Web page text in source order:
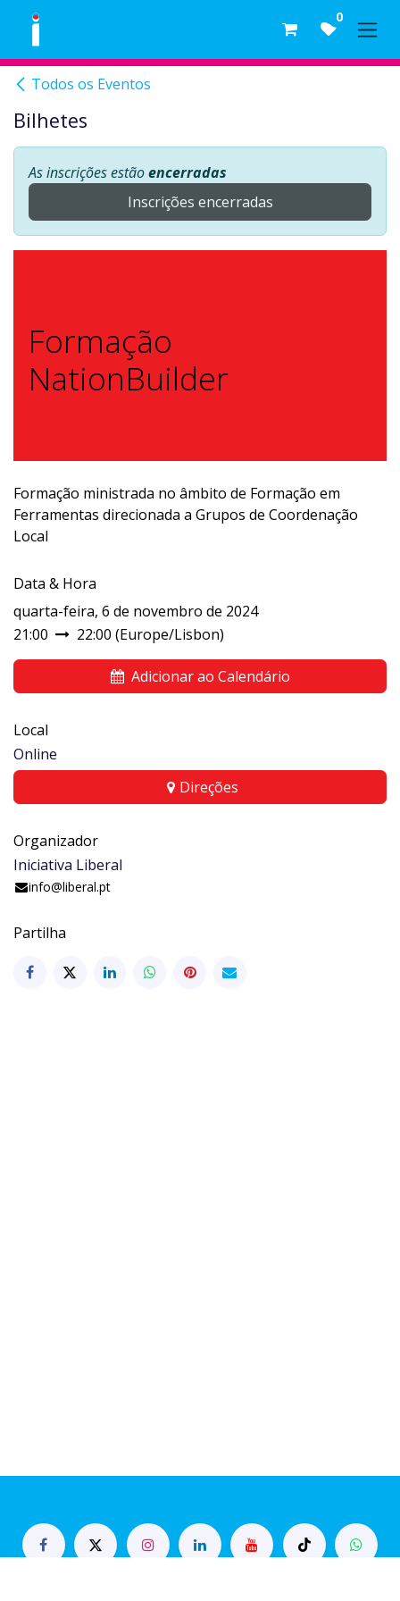
Skip to Content 0
Todos os Eventos
Bilhetes
As inscrições estãoencerradas
Inscrições encerradas
Formação
NationBuilder
Formação ministrada no âmbito de Formação em
Ferramentas direcionada a Grupos de Coordenação
Local
Data & Hora
quarta-feira, 6 de novembro de 2024
21:00
22:00 (Europe/Lisbon)
Adicionar ao Calendário
Local
Online
Direções
Organizador
Iniciativa Liberal
info@liberal.pt
Partilha